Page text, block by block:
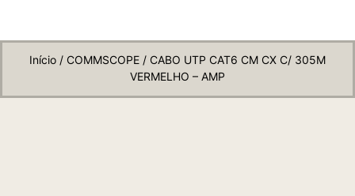
Início / COMMSCOPE / CABO UTP CAT6 CM CX C/ 305M
VERMELHO – AMP